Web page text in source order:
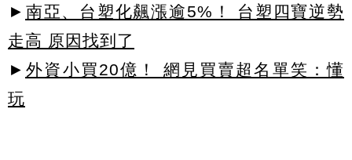
► 南亞、台塑化飆漲逾5%！ 台塑四寶逆勢
走高 原因找到了
► 外資小買20億！ 網見買賣超名單笑：懂
玩